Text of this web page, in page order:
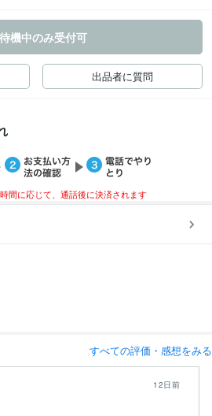
待機中のみ受付可
出品者に質問
間に応じて、通話後に決済されます
すべての評価・感想をみる
12日前